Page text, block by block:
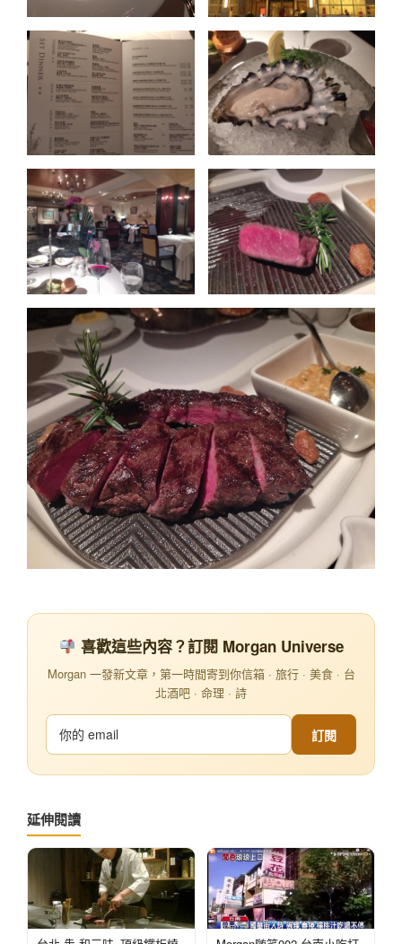
喜歡這些內容？訂閱 Morgan Universe
Morgan 一發新文章，第一時間寄到你信箱 · 旅行 · 美食 · 台
北酒吧 · 命理 · 詩
訂閱
延伸閱讀